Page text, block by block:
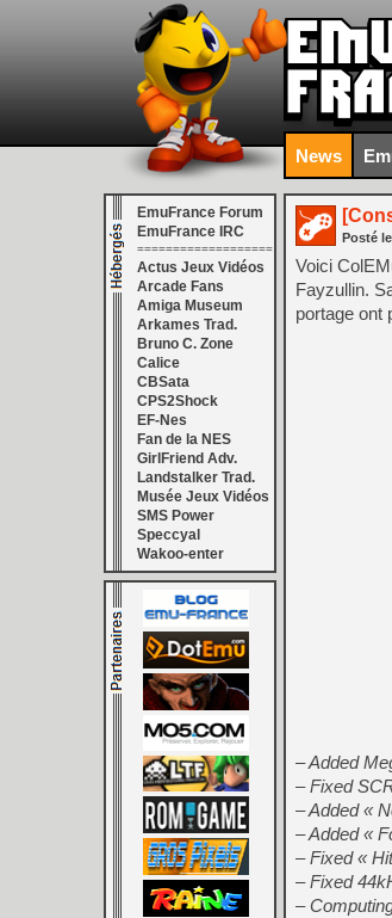
News
EmuFrance Forum
EmuFrance IRC
===================
Actus Jeux Vidéos
Arcade Fans
Amiga Museum
Arkames Trad.
Bruno C. Zone
Calice
CBSata
CPS2Shock
EF-Nes
Fan de la NES
GirlFriend Adv.
Landstalker Trad.
Musée Jeux Vidéos
SMS Power
Speccyal
Wakoo-enter
Posté le
Voici
Fayzullin.
portage ont
– Added
– Fixed
– Added «
– Added «
– Fixed «
– Fixed
–